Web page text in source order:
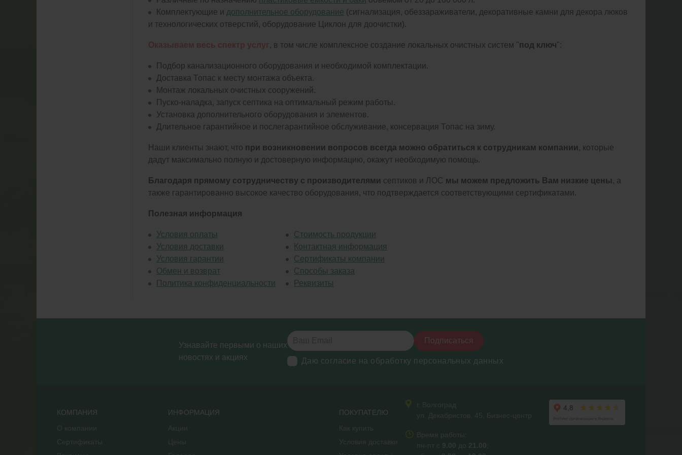
Комплектующие и дополнительное оборудование (сигнализация, обеззараживатели, декоративные камни для декора люков
и технологических отверстий, оборудование Циклон для доочистки).
Оказываем весь спектр услуг, в том числе комплексное создание локальных очистных систем "под ключ":
Подбор канализационного оборудования и необходимой комплектации.
Доставка Топас к месту монтажа объекта.
Монтаж локальных очистных сооружений.
Пуско-наладка, запуск септика на оптимальный режим работы.
Установка дополнительного оборудования и элементов.
Длительное гарантийное и послегарантийное обслуживание, консервация Топас на зиму.
Наши клиенты знают, что при возникновении вопросов всегда можно обратиться к сотрудникам компании, которые
дадут максимально полную и достоверную информацию, окажут необходимую помощь.
Благодаря прямому сотрудничеству с производителями септиков и ЛОС мы можем предложить Вам низкие цены , а
также гарантированно высокое качество оборудования, что подтверждается соответствующими сертификатами.
Полезная информация
Условия оплаты
Условия доставки
Условия гарантии
Обмен и возврат
Политика конфиденциальности
Стоимость продукции
Контактная информация
Сертификаты компании
Способы заказа
Реквизиты
Узнавайте первыми о наших
новостях и акциях
Подписаться
Даю согласие на обработку персональных данных
КОМПАНИЯ
ИНФОРМАЦИЯ
ПОКУПАТЕЛЮ